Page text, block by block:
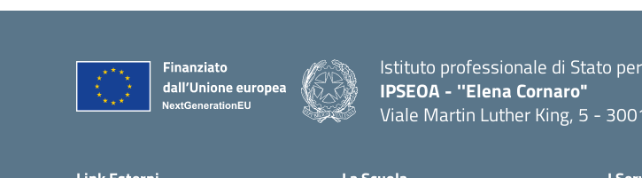
Istituto professionale di Stato
IPSEOA - ''Elena Cornaro"
Viale Martin Luther King, 5 -